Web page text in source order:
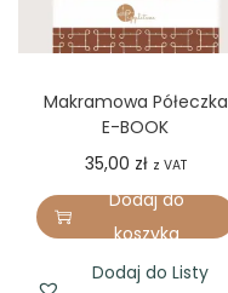
Makramowa Półeczka
E-BOOK
35,00 zł z VAT
Dodaj do
koszyka
Dodaj do Listy